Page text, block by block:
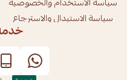
سياسة الاستبدال والاسترجاع